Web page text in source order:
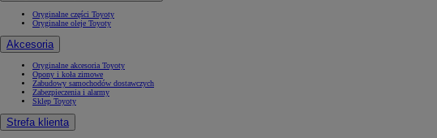
Oryginalne części Toyoty
Oryginalne oleje Toyoty
Akcesoria
Oryginalne akcesoria Toyoty
Opony i koła zimowe
Zabudowy samochodów dostawczych
Zabezpieczenia i alarmy
Sklep Toyoty
Strefa klienta